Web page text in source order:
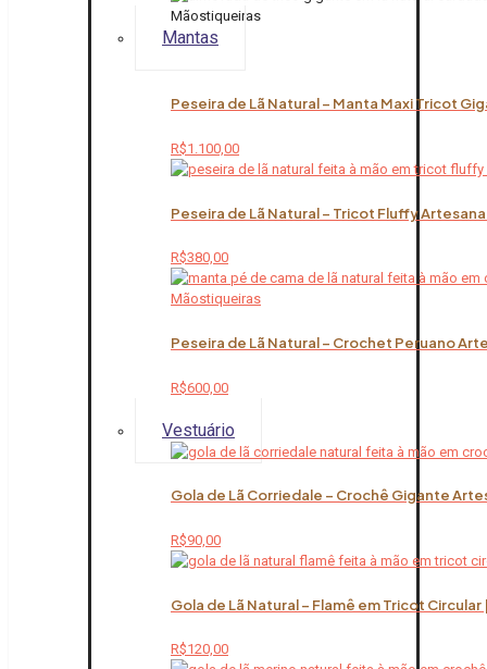
Mantas
Peseira de Lã Natural – Manta Maxi Tricot
R$1.100,00
Peseira de Lã Natural – Tricot Fluffy
R$380,00
Peseira de Lã Natural – Crochet Peruano
R$600,00
Vestuário
Gola de Lã Corriedale – Crochê Gigante
R$90,00
Gola de Lã Natural – Flamê em Tricot
R$120,00